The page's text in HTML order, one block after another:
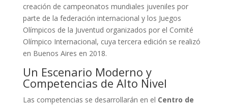
creación de campeonatos mundiales juveniles por
parte de la federación internacional y los Juegos
Olímpicos de la Juventud organizados por el Comité
Olímpico Internacional, cuya tercera edición se realizó
en Buenos Aires en 2018.
Un Escenario Moderno y
Competencias de Alto Nivel
Las competencias se desarrollarán en el Centro de